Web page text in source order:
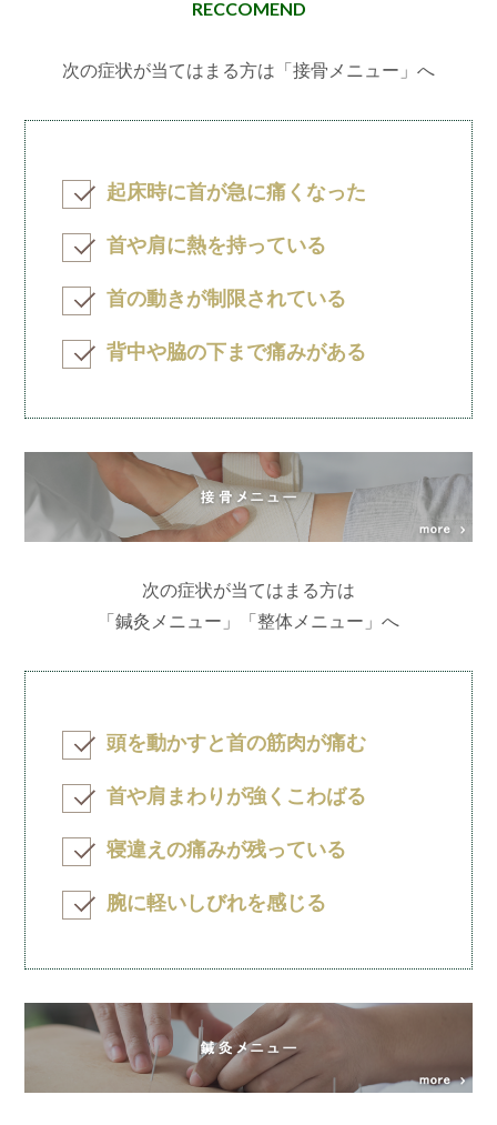
RECCOMEND
次の症状が当てはまる方は「接骨メニュー」へ
起床時に首が急に痛くなった
首や肩に熱を持っている
首の動きが制限されている
背中や脇の下まで痛みがある
次の症状が当てはまる方は
「鍼灸メニュー」「整体メニュー」へ
頭を動かすと首の筋肉が痛む
首や肩まわりが強くこわばる
寝違えの痛みが残っている
腕に軽いしびれを感じる